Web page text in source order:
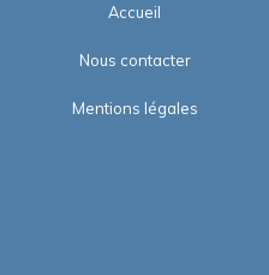
Accueil
Nous contacter
Mentions légales